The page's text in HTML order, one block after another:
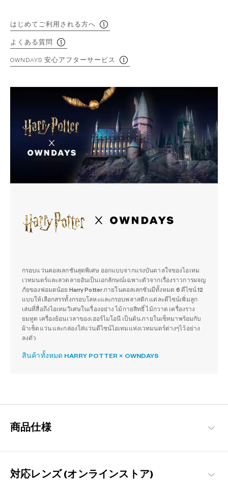
はじめてご利用される方へ
よくある質問
OWNDAYS 安心アフターサービス
กรอบแว่นคอลเลกชันสุดพิเศษ ออกแบบจากแรงบันดาลใจของไอเทม
เวทมนตร์และลวดลายอันเป็นเอกลักษณ์เฉพาะตัวจากเรื่องราวการผจญ
ภัยของพ่อมดน้อย Harry Potter ภายในคอลเลกชันมีทั้งหมด 6 ดีไซน์ 12
แบบให้เลือกสรรทั้งกรอบโลหะและกรอบพลาสติก แต่ละดีไซน์เพิ่มลูก
เล่นที่สื่อถึงไอเทมวิเศษในเรื่องอย่าง ไม้กายสิทธิ์ ไม้กวาด เครื่องราง
ยมทูต เครื่องย้อนเวลาของเฮอร์ไมโอนี เป็นต้น ภายในเซ็ทมาพร้อมกับ
ผ้าเช็ดแว่น และกล่องใส่แว่นดีไซน์ไอเทมแห่งเวทมนตร์ต่างๆไว้อย่าง
ลงตัว
สินค้าทั้งหมด HARRY POTTER × OWNDAYS
商品仕様
対応レンズ (オンラインストア)